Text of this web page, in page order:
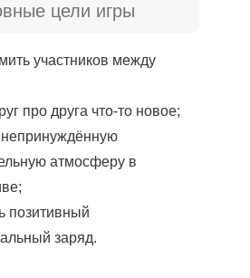
цели игры
участников между
про друга что-то новое;
атмосферу в
позитивный
заряд.